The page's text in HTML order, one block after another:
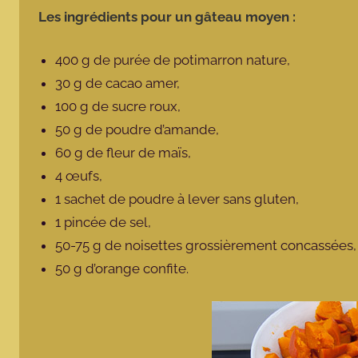
Les ingrédients pour un gâteau moyen :
400 g de purée de potimarron nature,
30 g de cacao amer,
100 g de sucre roux,
50 g de poudre d’amande,
60 g de fleur de maïs,
4 œufs,
1 sachet de poudre à lever sans gluten,
1 pincée de sel,
50-75 g de noisettes grossièrement
50 g d’orange confite.